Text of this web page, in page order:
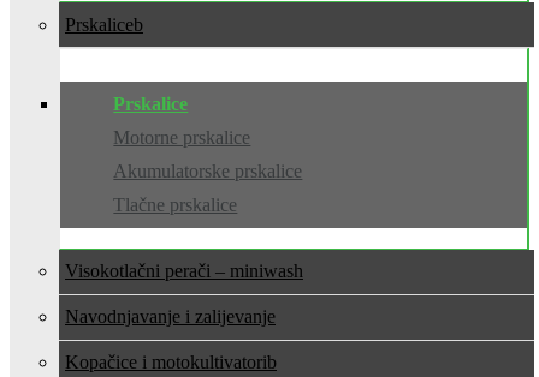
Prskalice
Prskalice
Motorne prskalice
Akumulatorske prskalice
Tlačne prskalice
Visokotlačni perači – miniwash
Navodnjavanje i zalijevanje
Kopačice i motokultivatori